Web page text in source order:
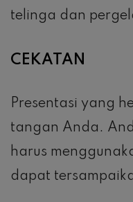
telinga dan
CEKATAN
Presentasi yang
tangan Anda.
harus
dapat